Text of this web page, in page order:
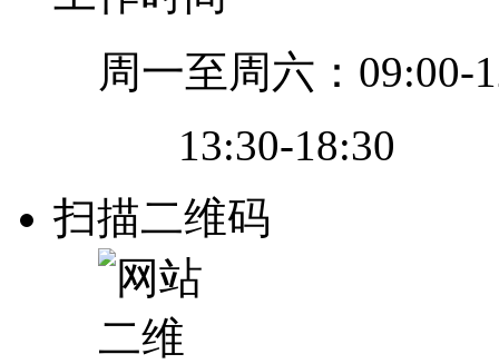
周一至周六：09:00-
13:30-18:30
扫描二维码